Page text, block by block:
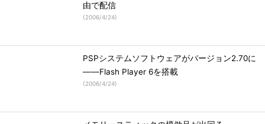
由で配信
(2006/4/24)
PSPシステムソフトウェアがバージョン2.70に
――Flash Player 6を搭載
(2006/4/24)